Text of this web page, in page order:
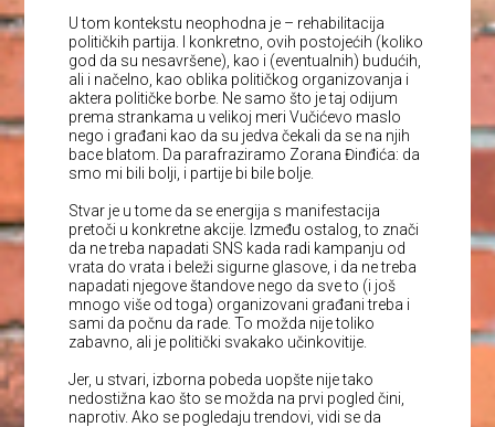
U tom kontekstu neophodna je – rehabilitacija
političkih partija. I konkretno, ovih postojećih (koliko
god da su nesavršene), kao i (eventualnih) budućih,
ali i načelno, kao oblika političkog organizovanja i
aktera političke borbe. Ne samo što je taj odijum
prema strankama u velikoj meri Vučićevo maslo
nego i građani kao da su jedva čekali da se na njih
bace blatom. Da parafraziramo Zorana Đinđića: da
smo mi bili bolji, i partije bi bile bolje.
Stvar je u tome da se energija s manifestacija
pretoči u konkretne akcije. Između ostalog, to znači
da ne treba napadati SNS kada radi kampanju od
vrata do vrata i beleži sigurne glasove, i da ne treba
napadati njegove štandove nego da sve to (i još
mnogo više od toga) organizovani građani treba i
sami da počnu da rade. To možda nije toliko
zabavno, ali je politički svakako učinkovitije.
Jer, u stvari, izborna pobeda uopšte nije tako
nedostižna kao što se možda na prvi pogled čini,
naprotiv. Ako se pogledaju trendovi, vidi se da